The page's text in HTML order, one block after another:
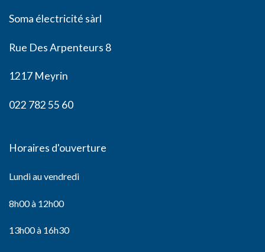
Soma électricité sàrl
Rue Des Arpenteurs 8
1217 Meyrin
022 782 55 60
Horaires d'ouverture
Lundi au vendredi
8h00 à 12h00
13h00 à 16h30